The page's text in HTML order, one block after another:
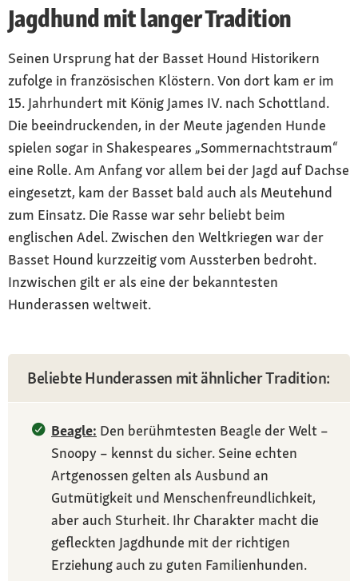
Kontrolle und Reinigung der Ohren, Augen und
Hautfalten
Gesundheit
Veranlagung zu einigen Erbkrankheiten und
Beschwerden durch Überzüchtung, einige
Problematiken durch körperliche
Gegebenheiten wie zum Beispiel
Gelenkerkrankungen, Übergewicht und
Hautinfektionen
Jagdhund mit langer Tradition
Seinen Ursprung hat der Basset Hound Historikern
zufolge in französischen Klöstern. Von dort kam er im
15. Jahrhundert mit König James IV. nach Schottland.
Die beeindruckenden, in der Meute jagenden Hunde
spielen sogar in Shakespeares „Sommernachtstraum“
eine Rolle. Am Anfang vor allem bei der Jagd auf Dachse
eingesetzt, kam der Basset bald auch als Meutehund
zum Einsatz. Die Rasse war sehr beliebt beim
englischen Adel. Zwischen den Weltkriegen war der
Basset Hound kurzzeitig vom Aussterben bedroht.
Inzwischen gilt er als eine der bekanntesten
Hunderassen weltweit.
Beliebte Hunderassen mit ähnlicher Tradition:
Beagle: Den berühmtesten Beagle der Welt –
Snoopy – kennst du sicher. Seine echten
Artgenossen gelten als Ausbund an
Gutmütigkeit und Menschenfreundlichkeit,
aber auch Sturheit. Ihr Charakter macht die
gefleckten Jagdhunde mit der richtigen
Erziehung auch zu guten Familienhunden.